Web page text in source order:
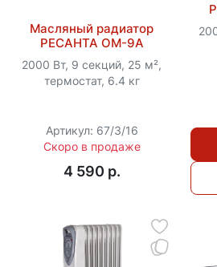
Масляный радиатор
РЕСАНТА ОМ-9А
2000 Вт, 9 секций, 25 м²,
термостат, 6.4 кг
Артикул: 67/3/16
Скоро в продаже
4 590 p.